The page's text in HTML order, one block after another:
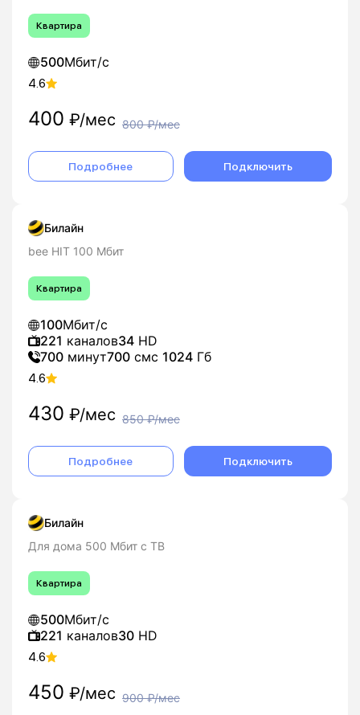
Квартира
500Мбит/с
4.6
400 ₽/мес 800₽/мес
Подробнее Подключить
Билайн
bee HIT 100 Мбит
Квартира
100Мбит/с
221 каналов34 HD
700 минут700 смс 1024 Гб
4.6
430 ₽/мес 850₽/мес
Подробнее Подключить
Билайн
Для дома 500 Мбит с ТВ
Квартира
500Мбит/с
221 каналов30 HD
4.6
450 ₽/мес 900₽/мес